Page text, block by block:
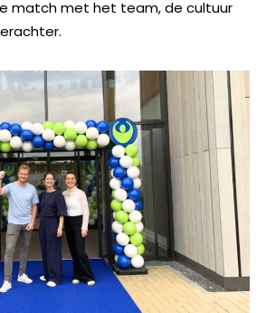
match met het team, de cultuur